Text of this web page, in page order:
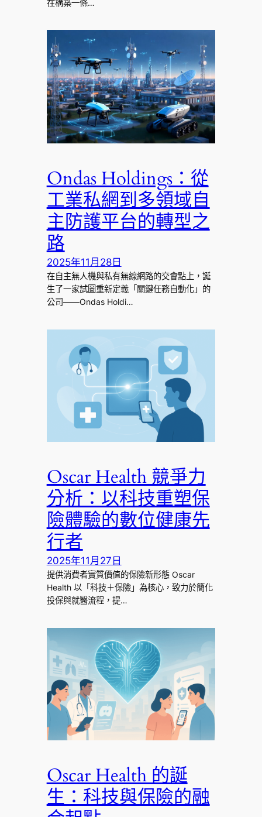
在構築一條…
Ondas Holdings：從
工業私網到多領域自
主防護平台的轉型之
路
2025年11月28日
在自主無人機與私有無線網路的交會點上，誕
生了一家試圖重新定義「關鍵任務自動化」的
公司——Ondas Holdi…
Oscar Health 競爭力
分析：以科技重塑保
險體驗的數位健康先
行者
2025年11月27日
提供消費者實質價值的保險新形態 Oscar
Health 以「科技＋保險」為核心，致力於簡化
投保與就醫流程，提…
Oscar Health 的誕
生：科技與保險的融